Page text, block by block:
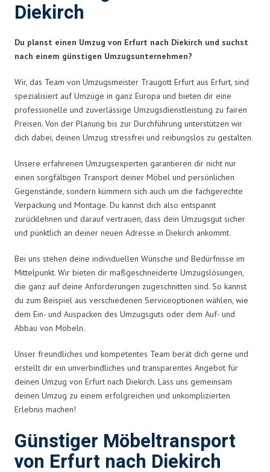
Diekirch
Du planst einen Umzug von Erfurt nach Diekirch und suchst
nach einem günstigen Umzugsunternehmen?
Wir, das Team von Umzugsmeister Traugott Erfurt aus Erfurt, sind
spezialisiert auf Umzüge in ganz Europa und bieten dir eine
professionelle und zuverlässige Umzugsdienstleistung zu fairen
Preisen. Von der Planung bis zur Durchführung unterstützen wir
dich dabei, deinen Umzug stressfrei und reibungslos zu gestalten.
Unsere erfahrenen Umzugsexperten garantieren dir nicht nur
einen sorgfältigen Transport deiner Möbel und persönlichen
Gegenstände, sondern kümmern sich auch um die fachgerechte
Verpackung und Montage. Du kannst dich also entspannt
zurücklehnen und darauf vertrauen, dass dein Umzugsgut sicher
und pünktlich an deiner neuen Adresse in Diekirch ankommt.
Bei uns stehen deine individuellen Wünsche und Bedürfnisse im
Mittelpunkt. Wir bieten dir maßgeschneiderte Umzugslösungen,
die ganz auf deine Anforderungen zugeschnitten sind. So kannst
du zum Beispiel aus verschiedenen Serviceoptionen wählen, wie
dem Ein- und Auspacken des Umzugsguts oder dem Auf- und
Abbau von Möbeln.
Unser freundliches und kompetentes Team berät dich gerne und
erstellt dir ein unverbindliches und transparentes Angebot für
deinen Umzug von Erfurt nach Diekirch. Lass uns gemeinsam
deinen Umzug zu einem erfolgreichen und unkomplizierten
Erlebnis machen!
Günstiger Möbeltransport
von Erfurt nach Diekirch